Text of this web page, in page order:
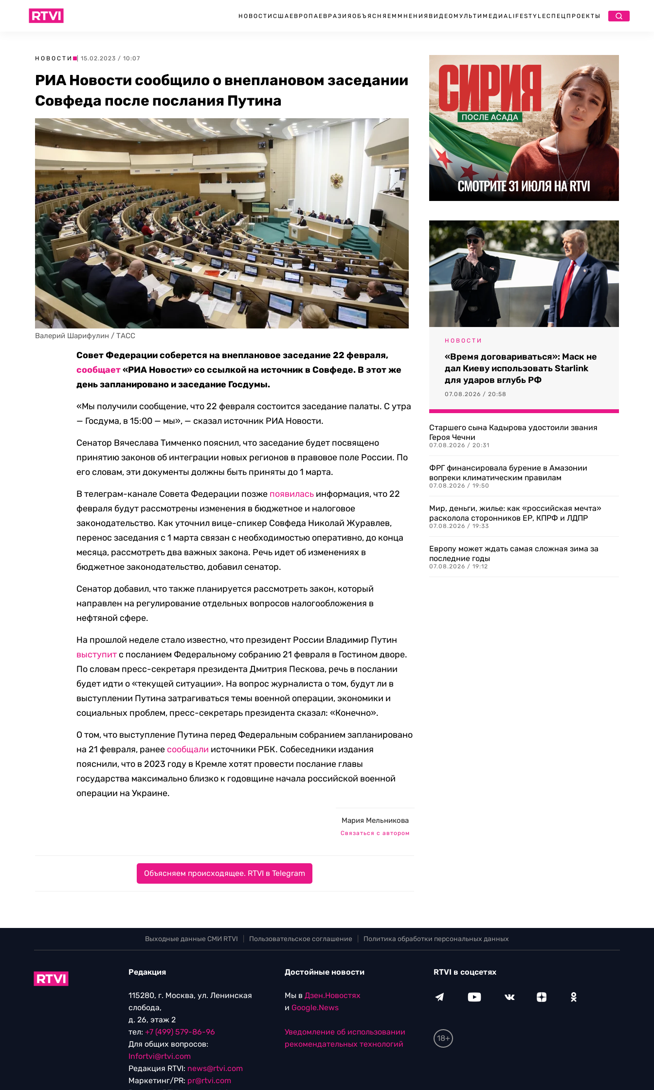
НОВОСТИ США ЕВРОПА ЕВРАЗИЯ ОБЪЯСНЯЕМ МНЕНИЯ ВИДЕО МУЛЬТИМЕДИА LIFESTYLEСПЕЦПРОЕКТЫ
НОВОСТИ | 15.02.2023 / 10:07
РИА Новости сообщило о внеплановом заседании
Совфеда после послания Путина
Валерий Шарифулин / ТАСС
Совет Федерации соберется на внеплановое заседание 22 февраля,
сообщает«РИА Новости» со ссылкой на источник в Совфеде. В этот же
день запланировано и заседание Госдумы.
«Мы получили сообщение, что 22 февраля состоится заседание палаты. С утра
— Госдума, в 15:00 — мы», — сказал источник РИА Новости.
Сенатор Вячеслава Тимченко пояснил, что заседание будет посвящено
принятию законов об интеграции новых регионов в правовое поле России. По
его словам, эти документы должны быть приняты до 1 марта.
В телеграм-канале Совета Федерации позже появилась информация, что 22
февраля будут рассмотрены изменения в бюджетное и налоговое
законодательство. Как уточнил вице-спикер Совфеда Николай Журавлев,
перенос заседания с 1 марта связан с необходимостью оперативно, до конца
месяца, рассмотреть два важных закона. Речь идет об изменениях в
бюджетное законодательство, добавил сенатор.
Сенатор добавил, что также планируется рассмотреть закон, который
направлен на регулирование отдельных вопросов налогообложения в
нефтяной сфере.
На прошлой неделе стало известно, что президент России Владимир Путин
выступит с посланием Федеральному собранию 21 февраля в Гостином дворе.
По словам пресс-секретаря президента Дмитрия Пескова, речь в послании
будет идти о «текущей ситуации». На вопрос журналиста о том, будут ли в
выступлении Путина затрагиваться темы военной операции, экономики и
социальных проблем, пресс-секретарь президента сказал: «Конечно».
О том, что выступление Путина перед Федеральным собранием запланировано
на 21 февраля, ранее сообщали источники РБК. Собеседники издания
пояснили, что в 2023 году в Кремле хотят провести послание главы
государства максимально близко к годовщине начала российской военной
операции на Украине.
Мария Мельникова
Связаться с автором
Объясняем происходящее. RTVI в Telegram
НОВОСТИ
«Время договариваться»: Маск не
дал Киеву использовать Starlink
для ударов вглубь РФ
07.08.2026 / 20:58
Старшего сына Кадырова удостоили звания
Героя Чечни
07.08.2026 / 20:31
ФРГ финансировала бурение в Амазонии
вопреки климатическим правилам
07.08.2026 / 19:50
Мир, деньги, жилье: как «российская мечта»
расколола сторонников ЕР, КПРФ и ЛДПР
07.08.2026 / 19:33
Европу может ждать самая сложная зима за
последние годы
07.08.2026 / 19:12
Выходные данные СМИ RTVI Пользовательское соглашение Политика обработки персональных данных
Редакция
115280, г. Москва, ул. Ленинская
слобода,
д. 26, этаж 2
тел: +7 (499) 579-86-96
Для общих вопросов:
Infortvi@rtvi.com
Редакция RTVI: news@rtvi.com
Маркетинг/PR: pr@rtvi.com
Достойные новости
Мы в Дзен.Новостях
и Google.News
Уведомление об использовании
рекомендательных технологий
RTVI в соцсетях
18+